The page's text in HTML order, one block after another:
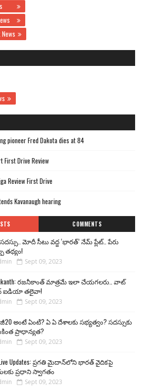
pioneer Fred Dakota dies at 84
First Drive Review
Review First Drive
Kavanaugh hearing
COMMENTS
మోదీ సీటు వద్ద ‘భారత్’ నేమ్ ప్లేట్‌.. పేరు
తథ్యం!
Sept 09, 2023
రజనీకాంత్ మాత్రమే ఇలా చేయగలరు.. వాట్
తలైవా!
Sept 09, 2023
జీ20 అంటే ఏంటి? ఏ ఏ దేశాలకు సభ్యత్వం? సదస్సుకు
ప్రాధాన్యత?
Sept 09, 2023
Updates: ప్రగతి మైదాన్‌లోని భారత్ వైదికపై
ప్రధాని స్వాగతం
Sept 09, 2023